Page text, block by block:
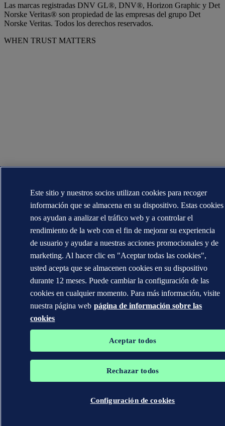
Las marcas registradas DNV GL®, DNV®, Horizon Graphic y Det
Norske Veritas® son propiedad de las empresas del grupo Det
Norske Veritas. Todos los derechos reservados.
WHEN TRUST MATTERS
Este sitio y nuestros socios utilizan cookies para recoger
información que se almacena en su dispositivo. Estas cookies
nos ayudan a analizar el tráfico web y a controlar el
rendimiento de la web con el fin de mejorar su experiencia
de usuario y ayudar a nuestras acciones promocionales y de
marketing. Al hacer clic en "Aceptar todas las cookies",
usted acepta que se almacenen cookies en su dispositivo
durante 12 meses. Puede cambiar la configuración de las
cookies en cualquier momento. Para más información, visite
nuestra página web página de información sobre las
cookies
Aceptar todos
Rechazar todos
Configuración de cookies